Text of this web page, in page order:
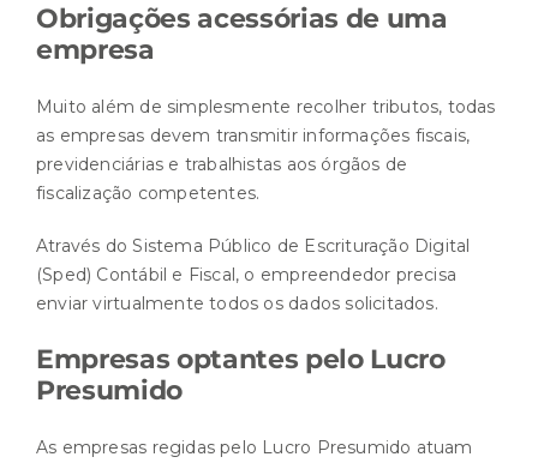
Obrigações acessórias de uma
empresa
Muito além de simplesmente recolher tributos, todas
as empresas devem transmitir informações fiscais,
previdenciárias e trabalhistas aos órgãos de
fiscalização competentes.
Através do Sistema Público de Escrituração Digital
(Sped) Contábil e Fiscal, o empreendedor precisa
enviar virtualmente todos os dados solicitados.
Empresas optantes pelo Lucro
Presumido
As empresas regidas pelo Lucro Presumido atuam